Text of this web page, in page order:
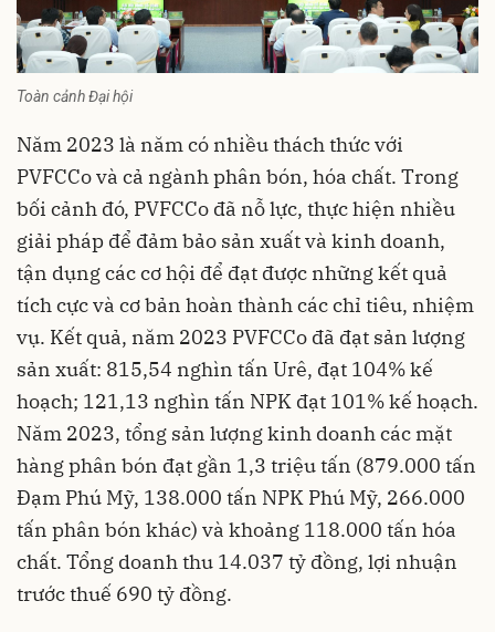
Toàn cảnh Đại hội
Năm 2023 là năm có nhiều thách thức với
PVFCCo và cả ngành phân bón, hóa chất. Trong
bối cảnh đó, PVFCCo đã nỗ lực, thực hiện nhiều
giải pháp để đảm bảo sản xuất và kinh doanh,
tận dụng các cơ hội để đạt được những kết quả
tích cực và cơ bản hoàn thành các chỉ tiêu, nhiệm
vụ. Kết quả, năm 2023 PVFCCo đã đạt sản lượng
sản xuất: 815,54 nghìn tấn Urê, đạt 104% kế
hoạch; 121,13 nghìn tấn NPK đạt 101% kế hoạch.
Năm 2023, tổng sản lượng kinh doanh các mặt
hàng phân bón đạt gần 1,3 triệu tấn (879.000 tấn
Đạm Phú Mỹ, 138.000 tấn NPK Phú Mỹ, 266.000
tấn phân bón khác) và khoảng 118.000 tấn hóa
chất. Tổng doanh thu 14.037 tỷ đồng, lợi nhuận
trước thuế 690 tỷ đồng.